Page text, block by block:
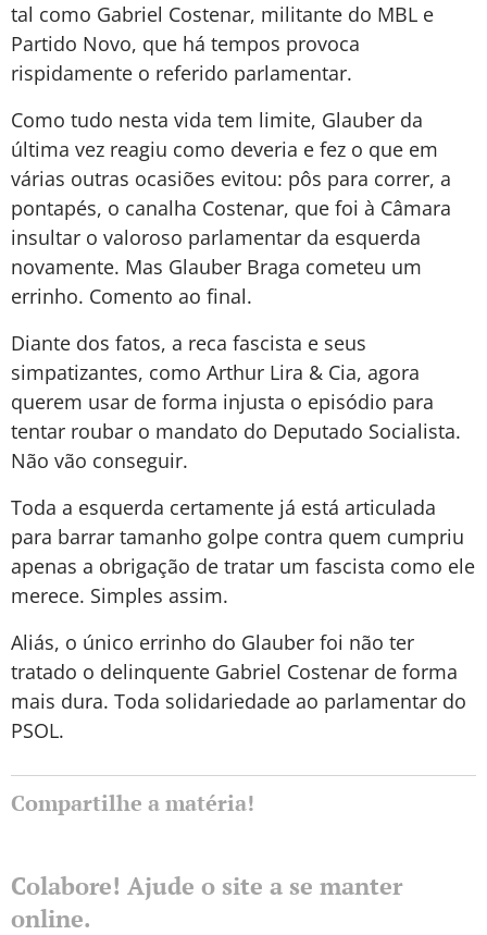
tal como Gabriel Costenar, militante do MBL e
Partido Novo, que há tempos provoca
rispidamente o referido parlamentar.
Como tudo nesta vida tem limite, Glauber da
última vez reagiu como deveria e fez o que em
várias outras ocasiões evitou: pôs para correr, a
pontapés, o canalha Costenar, que foi à Câmara
insultar o valoroso parlamentar da esquerda
novamente. Mas Glauber Braga cometeu um
errinho. Comento ao final.
Diante dos fatos, a reca fascista e seus
simpatizantes, como Arthur Lira & Cia, agora
querem usar de forma injusta o episódio para
tentar roubar o mandato do Deputado Socialista.
Não vão conseguir.
Toda a esquerda certamente já está articulada
para barrar tamanho golpe contra quem cumpriu
apenas a obrigação de tratar um fascista como ele
merece. Simples assim.
Aliás, o único errinho do Glauber foi não ter
tratado o delinquente Gabriel Costenar de forma
mais dura. Toda solidariedade ao parlamentar do
PSOL.
Compartilhe a matéria!
Colabore! Ajude o site a se manter
online.